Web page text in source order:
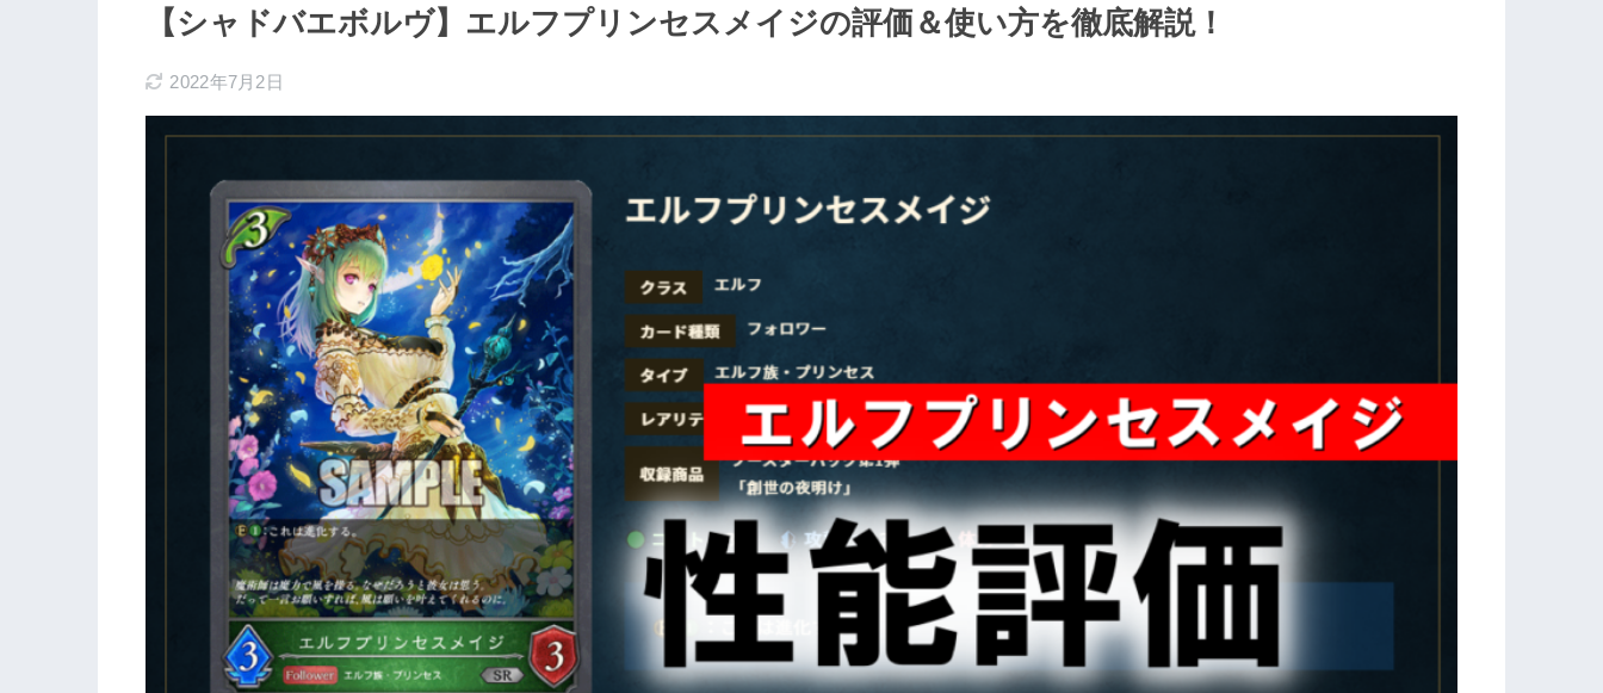
【シャドバエボルヴ】エルフプリンセスメイジの評価＆使い方を徹底解説！
2022年7月2日